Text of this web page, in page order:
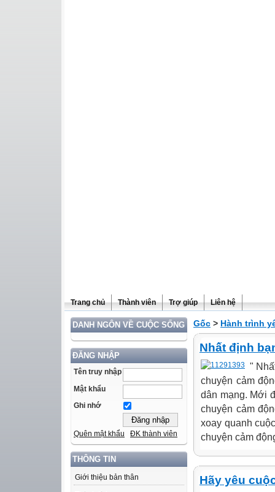
Trang chủ Thành viên Trợ giúp Liên hệ
DANH NGÔN VỀ CUỘC SỐNG
ĐĂNG NHẬP
Tên truy nhập
Mật khẩu
Ghi nhớ
Quên mật khẩu ĐK thành viên
THÔNG TIN
Giới thiệu bản thân
Gốc > Hành trình
Nhất định
"
chuyện cảm
dân mạng. Mới
chuyện cảm
xoay quanh
chuyện cảm
Hãy yêu